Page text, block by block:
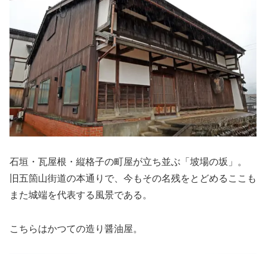
石垣・瓦屋根・縦格子の町屋が立ち並ぶ「坡場の坂」。
旧五箇山街道の本通りで、今もその名残をとどめるここも
また城端を代表する風景である。
こちらはかつての造り醤油屋。